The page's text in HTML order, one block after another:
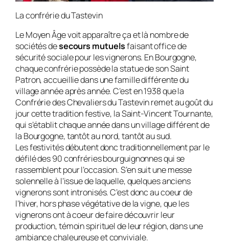
La confrérie du Tastevin
Le Moyen Âge voit apparaître ça et là nombre de
sociétés desecours mutuelsfaisant office de
sécurité sociale pour les vignerons. En Bourgogne,
chaque confrérie possède la statue de son Saint
Patron, accueillie dans une famille différente du
village année après année. C’est en 1938 que la
Confrérie des Chevaliers du Tastevin remet au goût du
jour cette tradition festive, la Saint-Vincent Tournante,
qui s’établit chaque année dans un village différent de
la Bourgogne, tantôt au nord, tantôt au sud.
Les festivités débutent donc traditionnellement par le
défilé des 90 confréries bourguignonnes qui se
rassemblent pour l’occasion. S’en suit une messe
solennelle à l’issue de laquelle, quelques anciens
vignerons sont intronisés. C’est donc au coeur de
l’hiver, hors phase végétative de la vigne, que les
vignerons ont à coeur de faire découvrir leur
production, témoin spirituel de leur région, dans une
ambiance chaleureuse et conviviale.